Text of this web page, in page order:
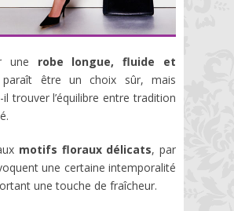
une robe longue, fluide et
être un choix sûr, mais
trouver l’équilibre entre tradition
motifs floraux délicats, par
une certaine intemporalité
une touche de fraîcheur.